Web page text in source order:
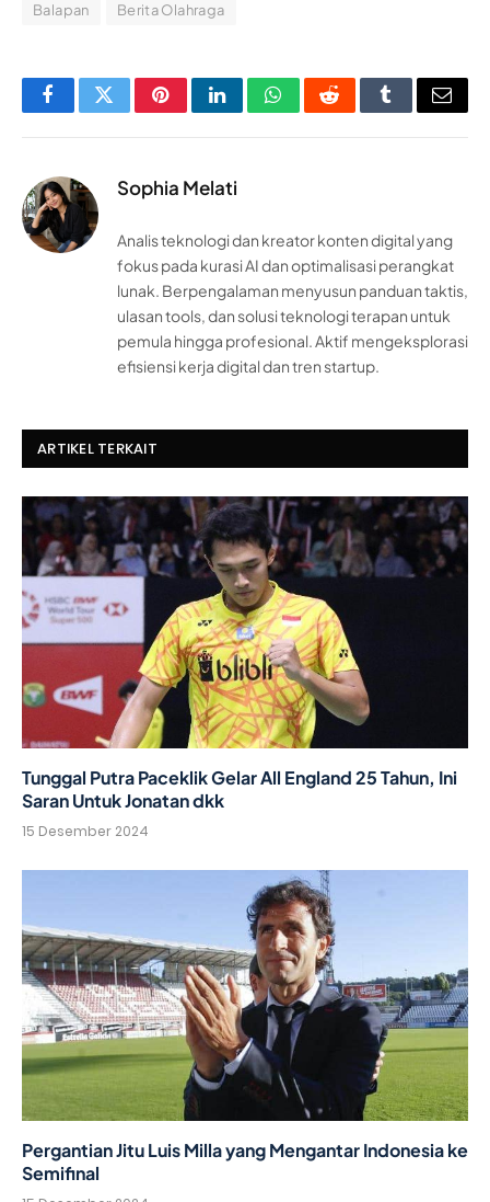
Balapan Berita Olahraga
FacebookTwitterPinterestLinkedInWhatsAppRedditTumblrEmail
Sophia Melati
Analis teknologi dan kreator konten digital yang
fokus pada kurasi AI dan optimalisasi perangkat
lunak. Berpengalaman menyusun panduan taktis,
ulasan tools, dan solusi teknologi terapan untuk
pemula hingga profesional. Aktif mengeksplorasi
efisiensi kerja digital dan tren startup.
ARTIKEL TERKAIT
Tunggal Putra Paceklik Gelar All England 25 Tahun, Ini
Saran Untuk Jonatan dkk
15 Desember 2024
Pergantian Jitu Luis Milla yang Mengantar Indonesia ke
Semifinal